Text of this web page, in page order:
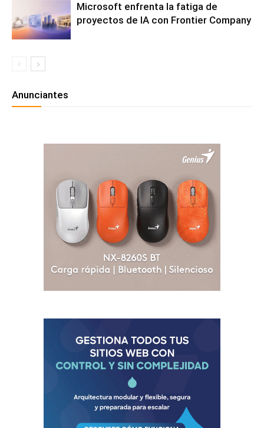
Microsoft enfrenta la fatiga de
proyectos de IA con Frontier Company
Anunciantes